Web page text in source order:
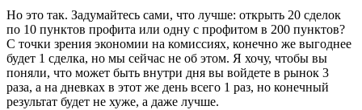
Но это так. Задумайтесь сами, что лучше: открыть 20 сделок
по 10 пунктов профита или одну с профитом в 200 пунктов?
С точки зрения экономии на комиссиях, конечно же выгоднее
будет 1 сделка, но мы сейчас не об этом. Я хочу, чтобы вы
поняли, что может быть внутри дня вы войдете в рынок 3
раза, а на дневках в этот же день всего 1 раз, но конечный
результат будет не хуже, а даже лучше.